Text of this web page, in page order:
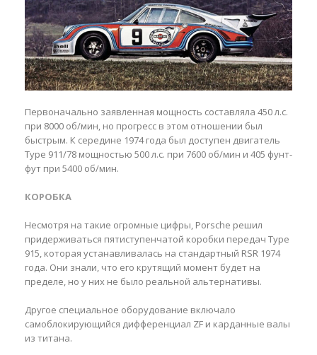
Первоначально заявленная мощность составляла 450 л.с.
при 8000 об/мин, но прогресс в этом отношении был
быстрым. К середине 1974 года был доступен двигатель
Type 911/78 мощностью 500 л.с. при 7600 об/мин и 405 фунт-
фут при 5400 об/мин.
КОРОБКА
Несмотря на такие огромные цифры, Porsche решил
придерживаться пятиступенчатой коробки передач Type
915, которая устанавливалась на стандартный RSR 1974
года. Они знали, что его крутящий момент будет на
пределе, но у них не было реальной альтернативы.
Другое специальное оборудование включало
самоблокирующийся дифференциал ZF и карданные валы
из титана.